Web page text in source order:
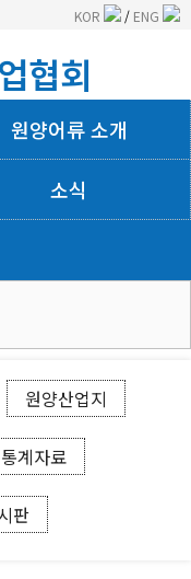
KOR / ENG
협회
원양어류 소개
소식
원양산업지
통계자료
판